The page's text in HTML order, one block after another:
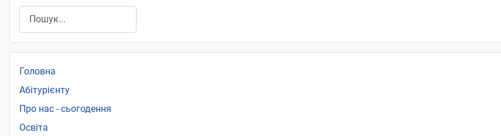
Головна
Абітурієнту
Про нас - сьогодення
Освіта